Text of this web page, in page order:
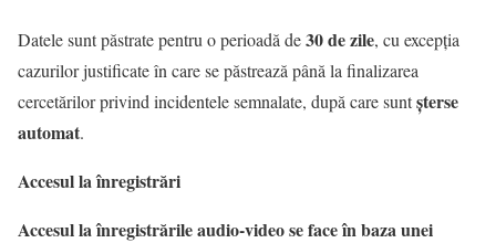
Datele sunt păstrate pentru o perioadă de30 de zile, cu excepția
cazurilor justificate în care se păstrează până la finalizarea
cercetărilor privind incidentele semnalate, după care suntșterse
automat.
Accesul la înregistrări
Accesul la înregistrările audio-video se face în baza unei